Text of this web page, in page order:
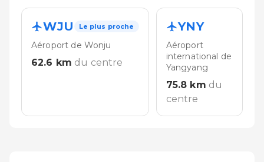
WJU Le plus proche
Aéroport de Wonju
62.6 km du centre
YNY
Aéroport
international de
Yangyang
75.8 km du
centre